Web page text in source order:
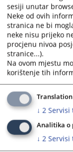
the
question
mark
key
to
get
the
keyboard
shortcuts
for
dates.
04.02.2025.
Protok predmeta
2022. godinu
31.01.2025.
Protok predmeta
2016. godinu
31.01.2025.
Protok predmeta
2015. godinu
sesiji unutar
Neke od ovih
stranica ne bi
neke nisu prijeko
procjenu nivoa
stranice...).
Na ovom mjestu
korištenje tih
Translation
↓ 2 Servisi
Analitika o
↓ 2 Servisi